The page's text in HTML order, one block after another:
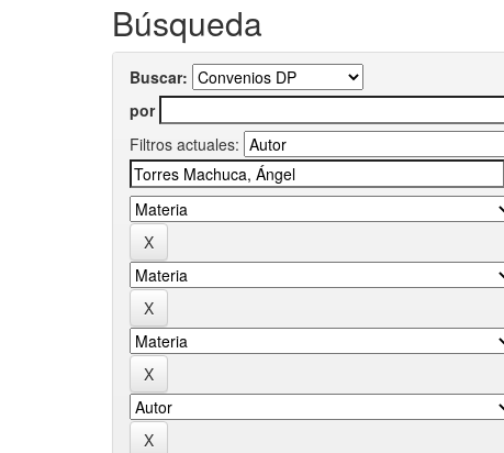
Búsqueda
Buscar:
por
Filtros actuales: